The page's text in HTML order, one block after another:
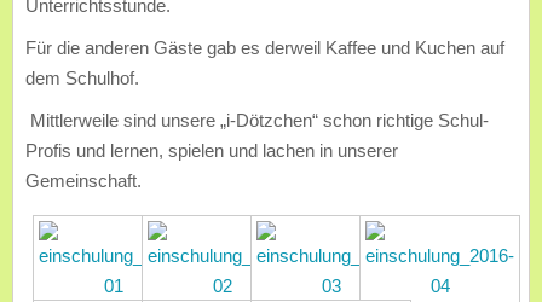
Unterrichtsstunde.
Für die anderen Gäste gab es derweil Kaffee und Kuchen auf
dem Schulhof.
Mittlerweile sind unsere „i-Dötzchen“ schon richtige Schul-
Profis und lernen, spielen und lachen in unserer
Gemeinschaft.